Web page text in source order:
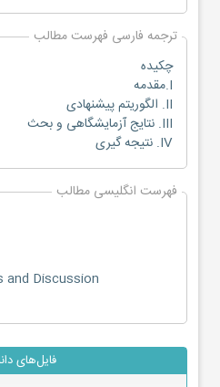
ترجمه فارسی فهرست مطالب
چکیده
I.مقدمه
II. الگوریتم پیشنهادی
III. نتایج آزمایشگاهی و بحث
IV. نتیجه گیری
فهرست انگلیسی مطالب
and Discussion
فایل‌های